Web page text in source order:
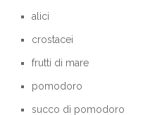
alici
crostacei
frutti di mare
pomodoro
succo di pomodoro